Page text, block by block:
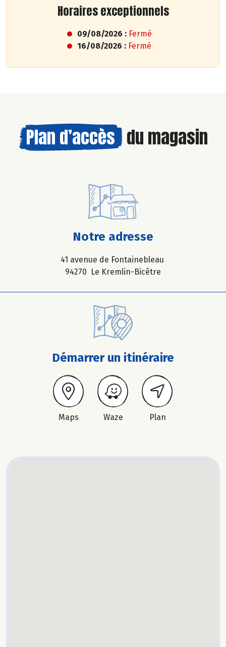
Horaires exceptionnels
09/08/2026 : Fermé
16/08/2026 : Fermé
Plan d’accès du magasin
Notre adresse
41 avenue de Fontainebleau
94270 Le Kremlin-Bicêtre
Démarrer un itinéraire
Maps Waze Plan